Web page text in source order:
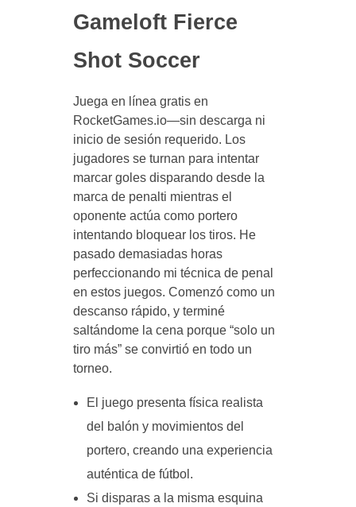
Gameloft Fierce
Shot Soccer
Juega en línea gratis en
RocketGames.io—sin descarga ni
inicio de sesión requerido. Los
jugadores se turnan para intentar
marcar goles disparando desde la
marca de penalti mientras el
oponente actúa como portero
intentando bloquear los tiros. He
pasado demasiadas horas
perfeccionando mi técnica de penal
en estos juegos. Comenzó como un
descanso rápido, y terminé
saltándome la cena porque “solo un
tiro más” se convirtió en todo un
torneo.
El juego presenta física realista
del balón y movimientos del
portero, creando una experiencia
auténtica de fútbol.
Si disparas a la misma esquina